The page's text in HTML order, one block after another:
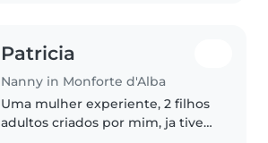
Patricia
Nanny in Monforte d'Alba
Uma mulher experiente, 2 filhos
adultos criados por mim, ja tive